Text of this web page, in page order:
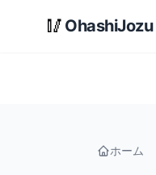
メインコンテンツへスキ
🥢 OhashiJozu
ホーム